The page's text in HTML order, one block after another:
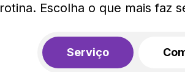
rotina. Escolha o que mais faz
Serviço